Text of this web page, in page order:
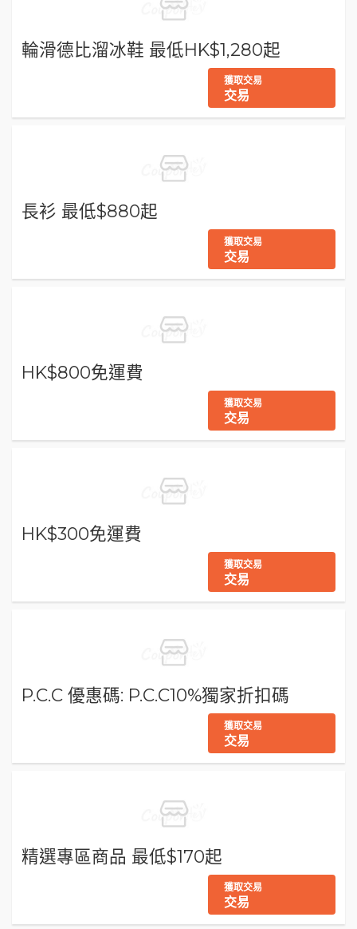
輪滑德比溜冰鞋 最低HK$1,280起
獲取交易
交易
長衫 最低$880起
獲取交易
交易
HK$800免運費
獲取交易
交易
HK$300免運費
獲取交易
交易
P.C.C 優惠碼: P.C.C10%獨家折扣碼
獲取交易
交易
精選專區商品 最低$170起
獲取交易
交易